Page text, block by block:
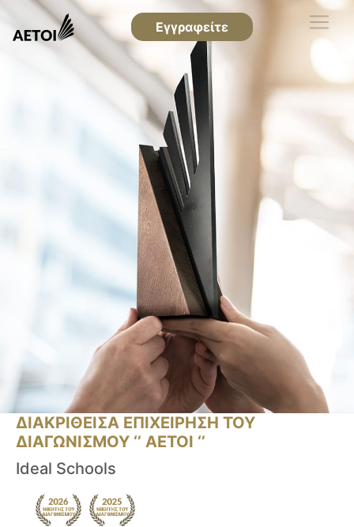
Εγγραφείτε
ΔΙΑΚΡΙΘΕΙΣΑ ΕΠΙΧΕΙΡΗΣΗ ΤΟΥ
ΔΙΑΓΩΝΙΣΜΟΥ ‘’ ΑΕΤΟΙ ‘’
Ideal Schools